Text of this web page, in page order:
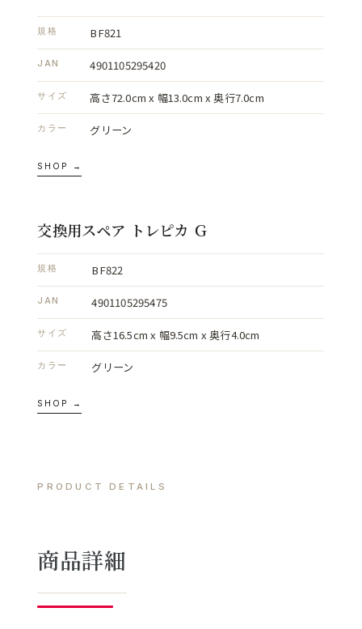
規格 BF821
JAN 4901105295420
サイズ 高さ72.0cm x 幅13.0cm x 奥行7.0cm
カラー グリーン
SHOP →
交換用スペア トレピカ Ｇ
規格 BF822
JAN 4901105295475
サイズ 高さ16.5cm x 幅9.5cm x 奥行4.0cm
カラー グリーン
SHOP →
PRODUCT DETAILS
商品詳細